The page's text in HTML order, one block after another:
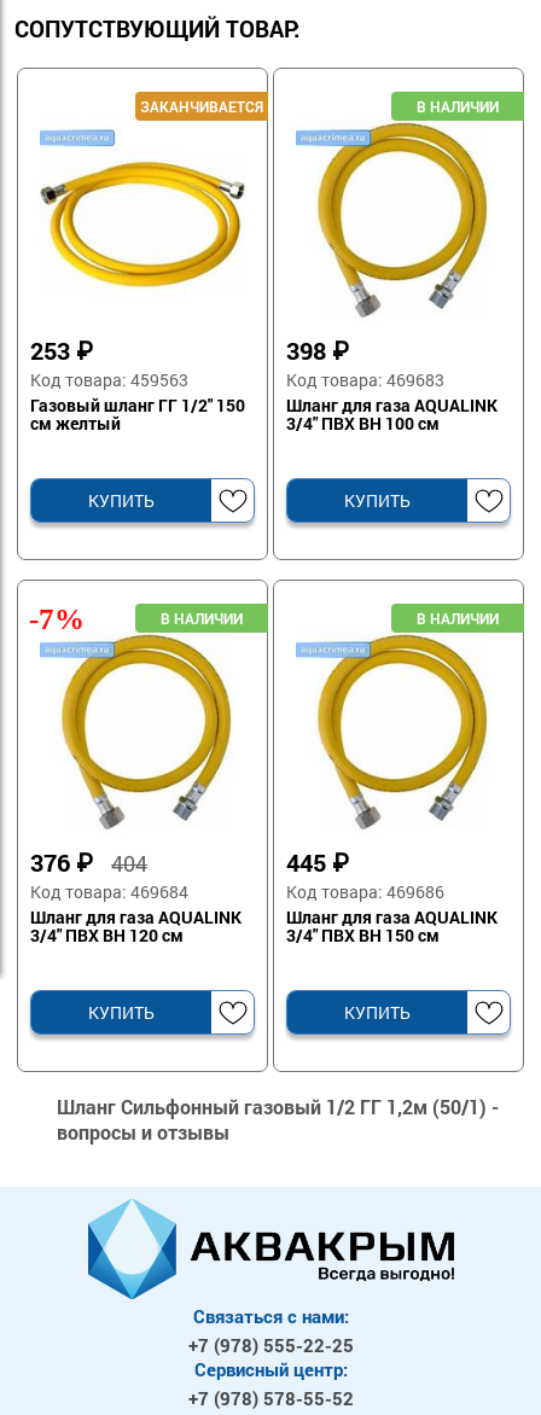
СОПУТСТВУЮЩИЙ ТОВАР:
253 ₽
Код товара: 459563
Газовый шланг ГГ 1/2" 150
см желтый
КУПИТЬ
398 ₽
Код товара: 469683
Шланг для газа AQUALINK
3/4" ПВХ ВН 100 см
КУПИТЬ
376 ₽404
Код товара: 469684
Шланг для газа AQUALINK
3/4" ПВХ ВН 120 см
КУПИТЬ
-7%
445 ₽
Код товара: 469686
Шланг для газа AQUALINK
3/4" ПВХ ВН 150 см
КУПИТЬ
Шланг Сильфонный газовый 1/2 ГГ 1,2м (50/1) -
вопросы и отзывы
Связаться с нами:
+7 (978) 555-22-25
Сервисный центр:
+7 (978) 578-55-52